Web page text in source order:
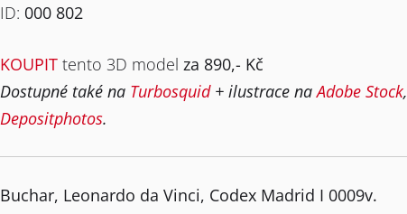
ID: 000 802
KOUPIT tento 3D model za 890,- Kč
Dostupné také na Turbosquid+ ilustrace naAdobe Stock,
Depositphotos.
Buchar, Leonardo da Vinci, Codex Madrid I 0009v.